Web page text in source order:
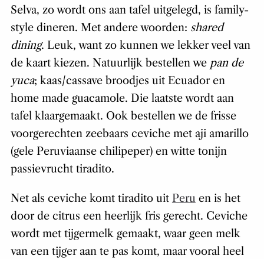
Selva, zo wordt ons aan tafel uitgelegd, is family-
style dineren. Met andere woorden: shared
dining. Leuk, want zo kunnen we lekker veel van
de kaart kiezen. Natuurlijk bestellen we pan de
yuca; kaas/cassave broodjes uit Ecuador en
home made guacamole. Die laatste wordt aan
tafel klaargemaakt. Ook bestellen we de frisse
voorgerechten zeebaars ceviche met aji amarillo
(gele Peruviaanse chilipeper) en witte tonijn
passievrucht tiradito.
Net als ceviche komt tiradito uit Peru en is het
door de citrus een heerlijk fris gerecht. Ceviche
wordt met tijgermelk gemaakt, waar geen melk
van een tijger aan te pas komt, maar vooral heel